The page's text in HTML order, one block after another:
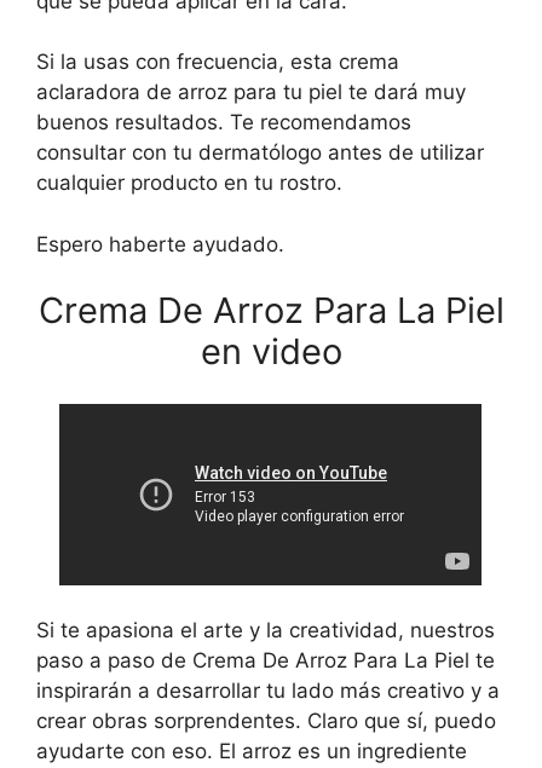
Si la usas con frecuencia, esta crema
aclaradora de arroz para tu piel te dará muy
buenos resultados. Te recomendamos
consultar con tu dermatólogo antes de utilizar
cualquier producto en tu rostro.
Espero haberte ayudado.
Crema De Arroz Para La Piel
en video
Si te apasiona el arte y la creatividad, nuestros
paso a paso de Crema De Arroz Para La Piel te
inspirarán a desarrollar tu lado más creativo y a
crear obras sorprendentes. Claro que sí, puedo
ayudarte con eso. El arroz es un ingrediente